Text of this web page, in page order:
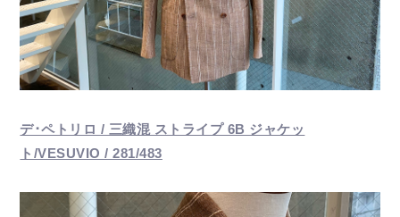
デ･ペトリロ / 三織混 ストライプ 6B ジャケッ
ト/VESUVIO / 281/483